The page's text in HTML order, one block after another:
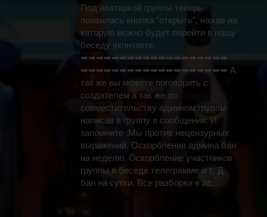
Под аватаркой группы теперь
появилась кнопка "открыть", нажав на
каторую можно будет перейти в нашу
беседу вконтакте.
➡➡➡➡➡➡➡➡➡➡➡➡➡➡➡➡➡➡➡
➡➡➡➡➡➡➡➡➡➡➡➡➡➡➡➡➡➡➡ А
так же вы можете поговорить с
создателем а так же по
совместительству админом группы
написав в группу в сообщения. И
запомните :Мы против нецензурных
выражений. Оскорбления админа бан
на неделю. Оскорбление участников
группы в беседе телеграмме и т. Д
бан на сутки. Все разборки в лс.